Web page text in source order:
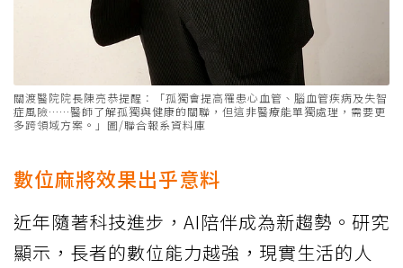
關渡醫院院長陳亮恭提醒：「孤獨會提高罹患心血管、腦血管疾病及失智
症風險……醫師了解孤獨與健康的關聯，但這非醫療能單獨處理，需要更
多跨領域方案。」圖/聯合報系資料庫
數位麻將效果出乎意料
近年隨著科技進步，AI陪伴成為新趨勢。研究
顯示，長者的數位能力越強，現實生活的人